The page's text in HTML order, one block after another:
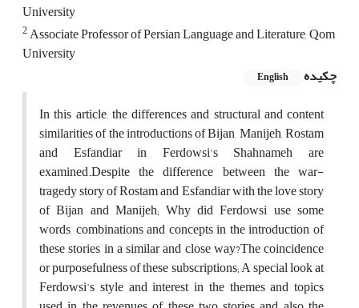
University
2Associate Professor of Persian Language and Literature, Qom
University
چکیده
English
In this article, the differences and structural and content
similarities of the introductions of Bijan, Manijeh, Rostam
and Esfandiar in Ferdowsi's Shahnameh are
examined.Despite the difference between the war-
tragedy story of Rostam and Esfandiar with the love story
of Bijan and Manijeh; Why did Ferdowsi use some
words, combinations and concepts in the introduction of
these stories in a similar and close way?The coincidence
or purposefulness of these subscriptions; A special look at
Ferdowsi's style and interest in the themes and topics